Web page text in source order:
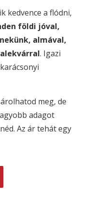
kedvence a flódni,
földi jóval,
almával,
. Igazi
meg, de
adagot
Az ár tehát egy